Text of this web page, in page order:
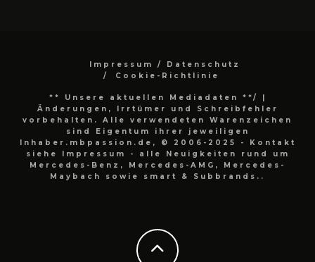
Impressum / Datenschutz
Cookie-Richtlinie
** Unsere aktuellen Mediadaten **/
|
Änderungen, Irrtümer und Schreibfehler
vorbehalten. Alle verwendeten Warenzeichen
sind Eigentum ihrer jeweiligen
Inhaber.mbpassion.de, © 2006-2025 - Kontakt
siehe Impressum - alle Neuigkeiten rund um
Mercedes-Benz, Mercedes-AMG, Mercedes-
Maybach sowie smart & Subbrands..